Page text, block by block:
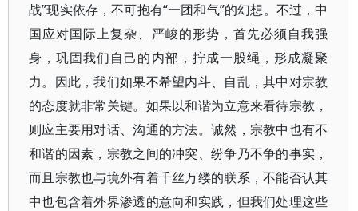
战”现实依存，不可抱有“一团和气”的幻想。不过，中
国应对国际上复杂、严峻的形势，首先必须自我强
身，巩固我们自己的内部，拧成一股绳，形成凝聚
力。因此，我们如果不希望内斗、自乱，其中对宗教
的态度就非常关键。如果以和谐为立意来看待宗教，
则应主要用对话、沟通的方法。诚然，宗教中也有不
和谐的因素，宗教之间的冲突、纷争乃不争的事实，
而且宗教也与境外有着千丝万缕的联系，不能否认其
中也包含着外界渗透的意向和实践，但我们处理这些